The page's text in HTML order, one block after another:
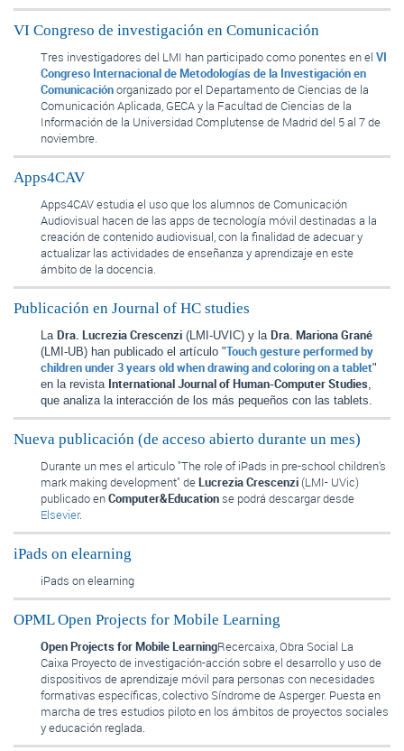
VI Congreso de investigación en Comunicación
Tres investigadores del LMI han participado como ponentes en el VI
Congreso Internacional de Metodologías de la Investigación en
Comunicaciónorganizado por el Departamento de Ciencias de la
Comunicación Aplicada, GECA y la Facultad de Ciencias de la
Información de la Universidad Complutense de Madrid del 5 al 7 de
noviembre.
Apps4CAV
Apps4CAV estudia el uso que los alumnos de Comunicación
Audiovisual hacen de las apps de tecnología móvil destinadas a la
creación de contenido audiovisual, con la finalidad de adecuar y
actualizar las actividades de enseñanza y aprendizaje en este
ámbito de la docencia.
Publicación en Journal of HC studies
La Dra. Lucrezia Crescenzi (LMI-UVIC) y la Dra. Mariona Grané
(LMI-UB) han publicado el artículo "Touch gesture performed by
children under 3 years old when drawing and coloring on a tablet"
en la revista International Journal of Human-Computer Studies,
que analiza la interacción de los más pequeños con las tablets.
Nueva publicación (de acceso abierto durante un mes)
Durante un mes el articulo "The role of iPads in pre-school children's
mark making development" deLucrezia Crescenzi (LMI- UVic)
publicado enComputer&Educationse podrá descargar desde
Elsevier.
iPads on elearning
iPads on elearning
OPML Open Projects for Mobile Learning
Open Projects for Mobile LearningRecercaixa, Obra Social La
Caixa Proyecto de investigación-acción sobre el desarrollo y uso de
dispositivos de aprendizaje móvil para personas con necesidades
formativas específicas, colectivo Síndrome de Asperger. Puesta en
marcha de tres estudios piloto en los ámbitos de proyectos sociales
y educación reglada.